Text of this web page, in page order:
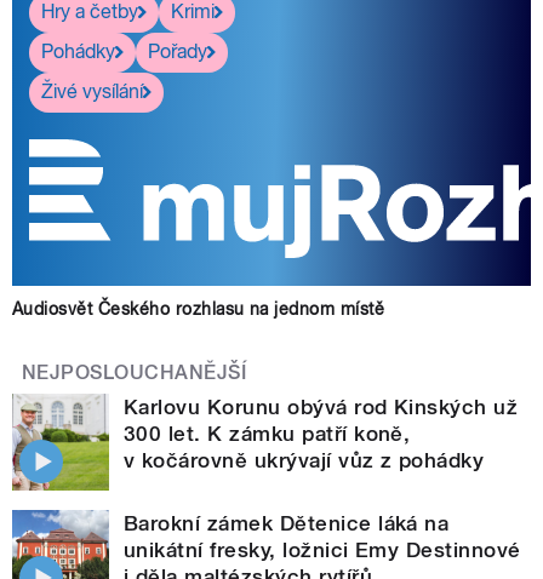
Hry a četby
Krimi
Pohádky
Pořady
Živé vysílání
Audiosvět Českého rozhlasu na jednom místě
NEJPOSLOUCHANĚJŠÍ
Karlovu Korunu obývá rod Kinských už
300 let. K zámku patří koně,
v kočárovně ukrývají vůz z pohádky
Barokní zámek Dětenice láká na
unikátní fresky, ložnici Emy Destinnové